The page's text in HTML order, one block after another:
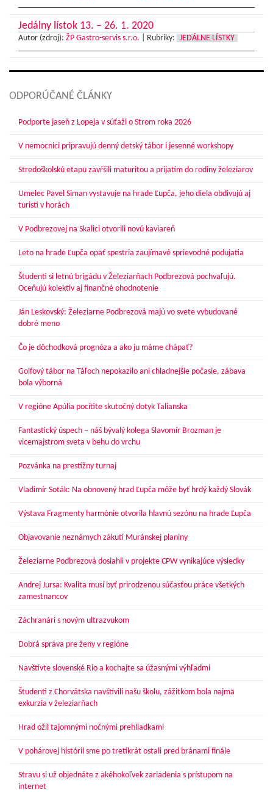
Jedálny lístok 13. – 26. 1. 2020
Autor (zdroj): ŽP Gastro-servis s.r.o. Rubriky: JEDÁLNE LÍSTKY
ODPORÚČANÉ ČLÁNKY
Podporte jaseň z Lopeja v súťaži o Strom roka 2026
V nemocnici pripravujú denný detský tábor i jesenné workshopy
Stredoškolskú etapu zavŕšili maturitou a prijatím do rodiny železiarov
Umelec Pavel Siman vystavuje na hrade Ľupča, jeho diela obdivujú aj
turisti v horách
V Podbrezovej na Skalici otvorili novú kaviareň
Leto na hrade Ľupča opäť spestria zaujímavé sprievodné podujatia
Študenti si letnú brigádu v Železiarňach Podbrezová pochvaľujú.
Oceňujú kolektív aj finančné ohodnotenie
Ján Leskovský: Železiarne Podbrezová majú vo svete vybudované
dobré meno
Čo je dôchodková prognóza a ako ju máme chápať?
Golfový tábor na Táľoch nepokazilo ani chladnejšie počasie, zábava
bola výborná
V regióne Apúlia pocítite skutočný dotyk Talianska
Fantastický úspech – náš bývalý kolega Slavomír Brozman je
vicemajstrom sveta v behu do vrchu
Pozvánka na prestížny turnaj
Vladimír Soták: Na obnovený hrad Ľupča môže byť hrdý každý Slovák
Výstava Fragmenty harmónie otvorila hlavnú sezónu na hrade Ľupča
Objavovanie neznámych zákutí Muránskej planiny
Železiarne Podbrezová dosiahli v projekte CPW vynikajúce výsledky
Andrej Jursa: Kvalita musí byť prirodzenou súčasťou práce všetkých
zamestnancov
Záchranári s novým ultrazvukom
Dobrá správa pre ženy v regióne
Navštívte slovenské Rio a kochajte sa úžasnými výhľadmi
Študenti z Chorvátska navštívili našu školu, zážitkom bola najmä
exkurzia v železiarňach
Hrad ožil tajomnými nočnými prehliadkami
V pohárovej histórii sme po tretíkrát ostali pred bránami finále
Stravu si už objednáte z akéhokoľvek zariadenia s prístupom na
internet